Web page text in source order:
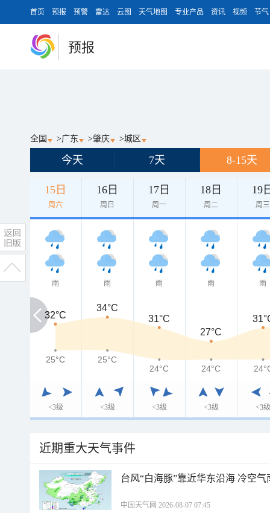
首页 预报 预警 雷达 云图 天气地图 专业产品 资讯 视频 节气
预报
全国 >广东 >肇庆 >城区
今天 7天 8-15天
15日
周六
16日
周日
17日
周一
18日
周二
19
周三
雨
<3级
雨
<3级
雨
<3级
雨
<3级
雨
<3级
32°C
32°C
34°C
31°C
27°C
25°C
25°C
25°C
24°C
24°C
近期重大天气事件
台风“白海豚”靠近华东沿海 冷空
中国天气网 2026-08-07 07:45